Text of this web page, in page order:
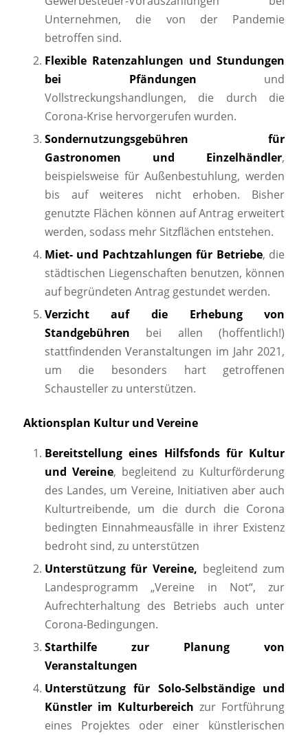
Unternehmen, die von der Pandemie
betroffen sind.
Flexible Ratenzahlungen und Stundungen
bei Pfändungen und
Vollstreckungshandlungen, die durch die
Corona-Krise hervorgerufen wurden.
Sondernutzungsgebühren für
Gastronomen und Einzelhändler,
beispielsweise für Außenbestuhlung, werden
bis auf weiteres nicht erhoben. Bisher
genutzte Flächen können auf Antrag erweitert
werden, sodass mehr Sitzflächen entstehen.
Miet- und Pachtzahlungen für Betriebe, die
städtischen Liegenschaften benutzen, können
auf begründeten Antrag gestundet werden.
Verzicht auf die Erhebung von
Standgebühren bei allen (hoffentlich!)
stattfindenden Veranstaltungen im Jahr 2021,
um die besonders hart getroffenen
Schausteller zu unterstützen.
Aktionsplan Kultur und Vereine
Bereitstellung eines Hilfsfonds für Kultur
und Vereine, begleitend zu Kulturförderung
des Landes, um Vereine, Initiativen aber auch
Kulturtreibende, um die durch die Corona
bedingten Einnahmeausfälle in ihrer Existenz
bedroht sind, zu unterstützen
Unterstützung für Vereine, begleitend zum
Landesprogramm „Vereine in Not“,
zur
Aufrechterhaltung des Betriebs auch unter
Corona-Bedingungen.
Starthilfe zur Planung von
Veranstaltungen
Unterstützung für Solo-Selbständige und
Künstler im Kulturbereich zur Fortführung
eines Projektes oder einer künstlerischen